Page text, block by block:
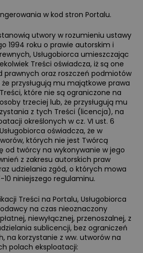
w kod stron Portalu.
utwory w rozumieniu ustawy
1994 roku o prawie autorskim i
Usługobiorca umieszczając
Treści oświadcza, iż są one
prawnych oraz roszczeń podmiotów
przysługują mu majątkowe prawa
które nie są ograniczone na
trzeciej lub, że przysługują mu
z tych Treści (licencja), na
określonych w cz. VI ust. 6
oświadcza, że w
których nie jest Twórcą
od twórcy na wykonywanie w jego
z zakresu autorskich praw
udzielania zgód, o których mowa
10 niniejszego regulaminu.
Treści na Portalu, Usługobiorca
na czas nieoznaczony
niewyłącznej, przenoszalnej, z
sublicencji, bez ograniczeń
na korzystanie z ww. utworów na
polach eksploatacji: